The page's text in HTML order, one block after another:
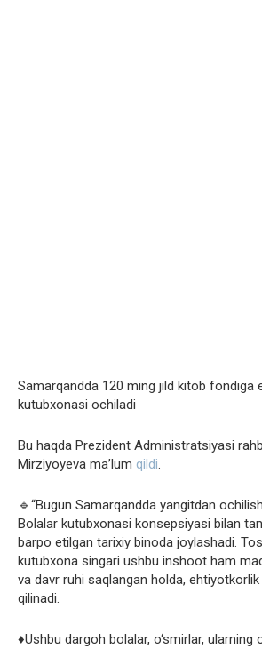
Samarqandda 120 ming jild kitob fondiga
kutubxonasi ochiladi
Bu haqda Prezident Administratsiyasi
Mirziyoyeva ma’lum qildi.
🔹“Bugun Samarqandda yangitdan
Bolalar kutubxonasi konsepsiyasi bilan
barpo etilgan tarixiy binoda joylashadi.
kutubxona singari ushbu inshoot ham
va davr ruhi saqlangan holda,
qilinadi.
♦️Ushbu dargoh bolalar, o‘smirlar, ularning